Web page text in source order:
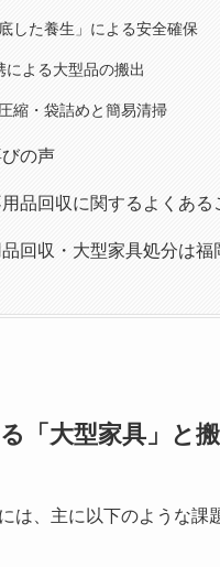
した養生」による安全確保
よる大型品の搬出
縮・袋詰めと簡易清掃
の声
品回収に関するよくある
回収・大型家具処分は福
「大型家具」と
、主に以下のような課